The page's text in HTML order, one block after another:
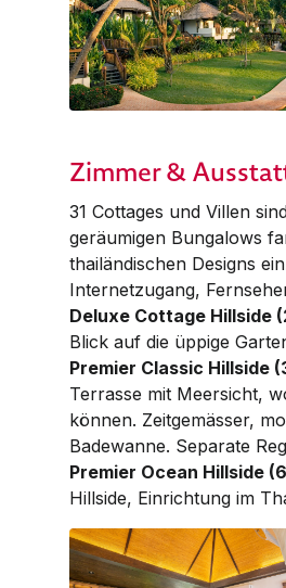
Zimmer &
31 Cot­ta­ges und Villen
geräumigen Bungalows
thailändischen Designs
Inter­net­zugang,
Deluxe Cottage Hillside
Blick auf die üppige
Premier Classic Hillside
Terrasse mit Meersicht,
können. Zeitgemässer,
Badewanne. Separate
Premier Ocean Hillside
Hillside, Einrichtung im